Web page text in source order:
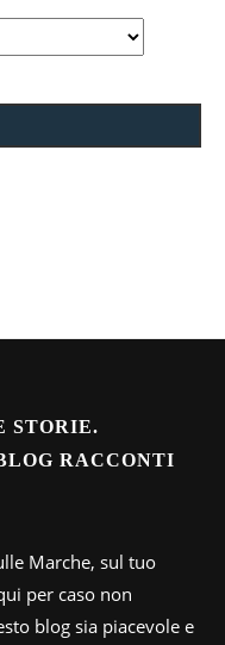
STORIE.
RACCONTI
Marche, sul tuo
per caso non
blog sia piacevole e